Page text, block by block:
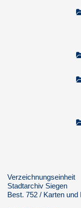
Verzeichnungseinheit
Stadtarchiv Siegen
Best. 752 / Karten und